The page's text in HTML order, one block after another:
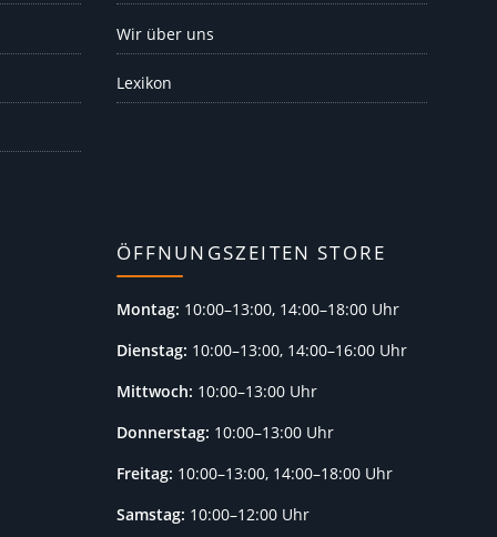
Wir über uns
Lexikon
ÖFFNUNGSZEITEN STORE
Montag: 10:00–13:00, 14:00–18:00 Uhr
Dienstag: 10:00–13:00, 14:00–16:00 Uhr
Mittwoch: 10:00–13:00 Uhr
Donnerstag: 10:00–13:00 Uhr
Freitag: 10:00–13:00, 14:00–18:00 Uhr
Samstag: 10:00–12:00 Uhr